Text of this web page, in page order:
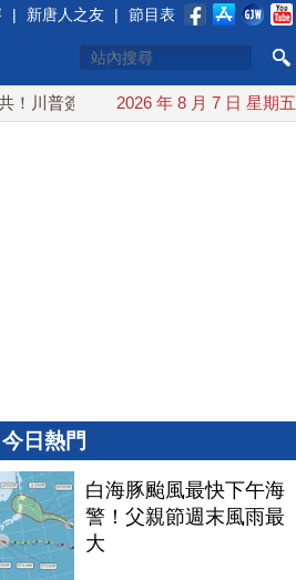
| 新唐人之友 | 節目表
普簽行政令 對多晶矽課15%關稅
2026 年 8 月 7 日 星期五
今日熱門
白海豚颱風最快下午海
警！父親節週末風雨最
大